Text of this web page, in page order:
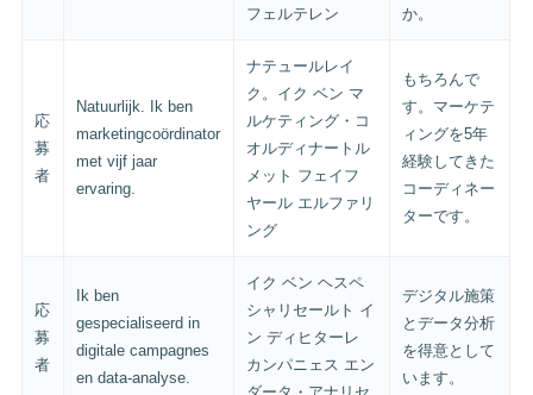
フェルテレン
か。
応
募
者
Natuurlijk. Ik ben
marketingcoördinator
met vijf jaar
ervaring.
ナテュールレイ
ク。イク ベン マ
ルケティング・コ
オルディナートル
メット フェイフ
ヤール エルファリ
ング
もちろんで
す。マーケテ
ィングを5年
経験してきた
コーディネー
ターです。
応
募
者
Ik ben
gespecialiseerd in
digitale campagnes
en data-analyse.
イク ベン ヘスペ
シャリセールト イ
ン ディヒターレ
カンパニェス エン
デジタル施策
とデータ分析
を得意として
います。